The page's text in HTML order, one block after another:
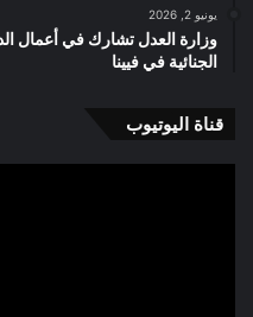
يونيو 2, 2026
الجنائية في فيينا
قناة اليوتيوب